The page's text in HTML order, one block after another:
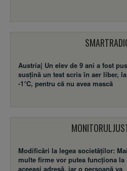
Austria| Un elev de 9 ani a fost
susţină un test scris în aer liber, la
-1°C, pentru că nu avea mască
Modificări la legea societăţilor: Mai
multe firme vor putea funcţiona la
aceeaşi adresă, iar o persoană va